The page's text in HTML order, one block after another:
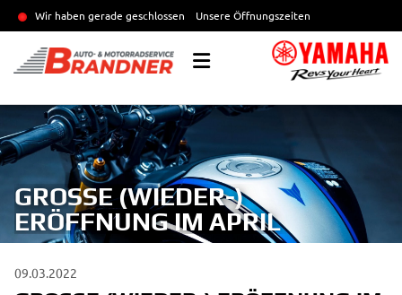
Wir haben gerade geschlossen Unsere Öffnungszeiten
GROSSE (WIEDER-) E
RÖFFNUNG IM APRIL
09.03.2022